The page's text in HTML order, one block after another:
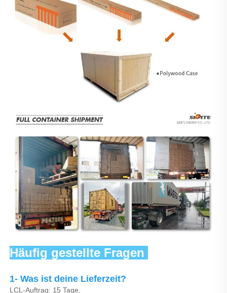
Häufig gestellte Fragen
1- Was ist deine Lieferzeit?
LCL-Auftrag: 15 Tage.